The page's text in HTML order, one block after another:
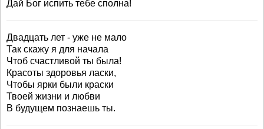
Дай Бог испить тебе сполна!
Двадцать лет - уже не мало
Так скажу я для начала
Чтоб счастливой ты была!
Красоты здоровья ласки,
Чтобы ярки были краски
Твоей жизни и любви
В будущем познаешь ты.